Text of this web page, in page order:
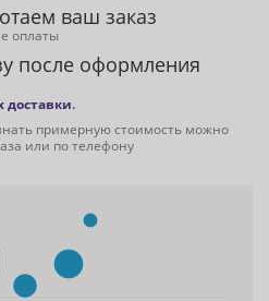
ваш заказ
оплаты
после оформления
доставки.
примерную стоимость можно
или по телефону